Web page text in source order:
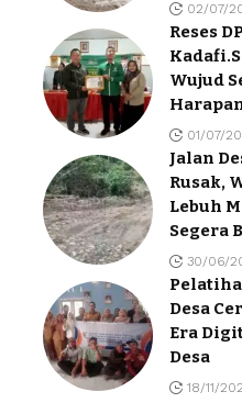
02/07/
Reses
Wujud
01/07/
Jalan
Rusak,
Lebuh
Segera
30/06/
Desa
Era
Desa
18/11/